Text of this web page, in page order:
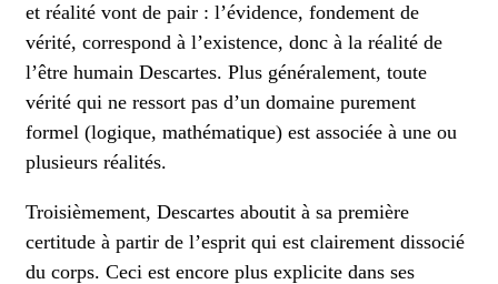
et réalité vont de pair : l’évidence, fondement de
vérité, correspond à l’existence, donc à la réalité de
l’être humain Descartes. Plus généralement, toute
vérité qui ne ressort pas d’un domaine purement
formel (logique, mathématique) est associée à une ou
plusieurs réalités.
Troisièmement, Descartes aboutit à sa première
certitude à partir de l’esprit qui est clairement dissocié
du corps. Ceci est encore plus explicite dans ses